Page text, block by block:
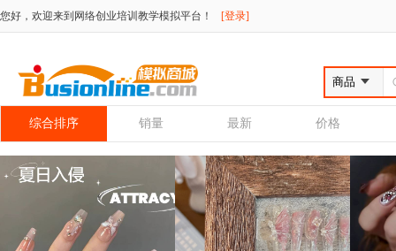
您好，欢迎来到网络创业培训教学模拟平台！ [登录]
综合排序 销量 最新 价格